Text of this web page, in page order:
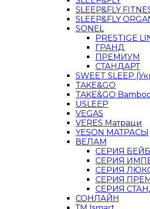
SLEEP&FLY
SLEEP&FLY
SONEL
PRESTIGE
ГРАНД
ПРЕМИУМ
СТАНДАРТ
SWEET SLEEP
TAKE&GO
TAKE&GO
USLEEP
VEGAS
VERES Матраци
YESON МАТРАСЫ
ВЕЛАМ
СЕРИЯ
СЕРИЯ
СЕРИЯ
СЕРИЯ
СЕРИЯ
СОНЛАЙН